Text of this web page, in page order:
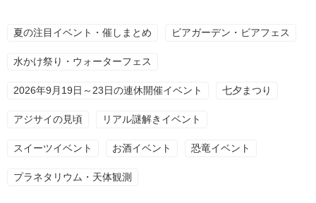
夏の注目イベント・催しまとめ ビアガーデン・ビアフェス
水かけ祭り・ウォーターフェス
2026年9月19日～23日の連休開催イベント 七夕まつり
アジサイの見頃 リアル謎解きイベント
スイーツイベント お酒イベント 恐竜イベント
プラネタリウム・天体観測